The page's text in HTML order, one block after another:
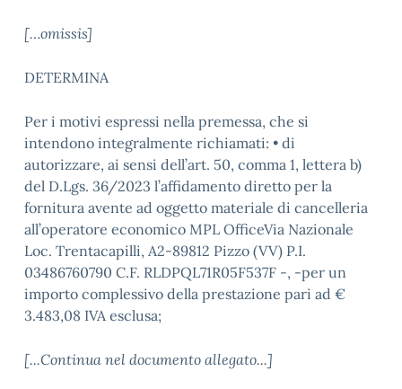
[…omissis]
DETERMINA
Per i motivi espressi nella premessa, che si
intendono integralmente richiamati: • di
autorizzare, ai sensi dell’art. 50, comma 1, lettera b)
del D.Lgs. 36/2023 l’affidamento diretto per la
fornitura avente ad oggetto materiale di cancelleria
all’operatore economico MPL OfficeVia Nazionale
Loc. Trentacapilli, A2-89812 Pizzo (VV) P.I.
03486760790 C.F. RLDPQL71R05F537F -, -per un
importo complessivo della prestazione pari ad €
3.483,08 IVA esclusa;
[...Continua nel documento allegato...]